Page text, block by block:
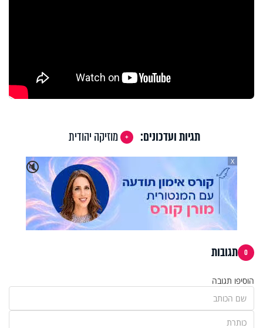
תגיות ועדכונים:
מוזיקה יהודית
🔇
X
0 תגובות
הוסיפו תגובה